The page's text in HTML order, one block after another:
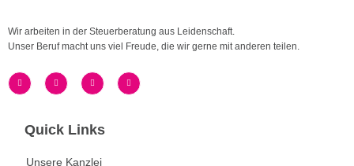
Wir arbeiten in der Steuerberatung aus Leidenschaft.
Unser Beruf macht uns viel Freude, die wir gerne mit anderen teilen.
Quick Links
Unsere Kanzlei